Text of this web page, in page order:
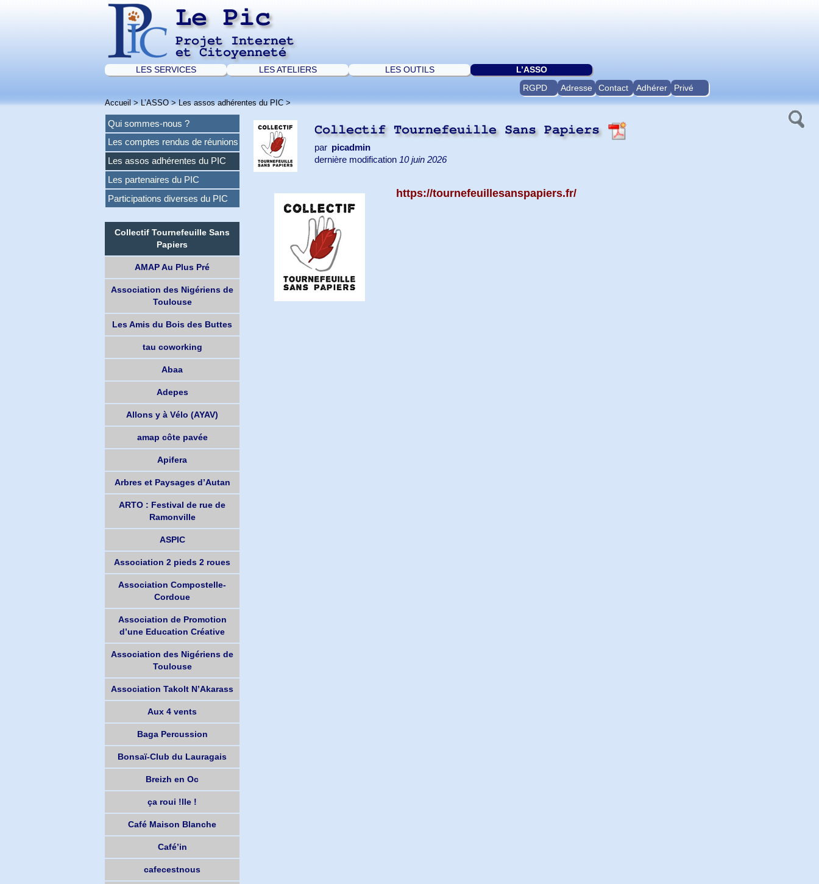
Le Pic
Projet Internet
et Citoyenneté
LES SERVICES LES ATELIERS LES OUTILS
L’ASSO
RGPD
Adresse Contact Adhérer Privé
Accueil>L’ASSO>Les assos adhérentes du PIC>
Qui sommes-nous ?
Les comptes rendus de réunions
Les assos adhérentes du PIC
Les partenaires du PIC
Participations diverses du PIC
Collectif Tournefeuille Sans
Papiers
AMAP Au Plus Pré
Association des Nigériens de
Toulouse
Les Amis du Bois des Buttes
tau coworking
Abaa
Adepes
Allons y à Vélo (AYAV)
amap côte pavée
Apifera
Arbres et Paysages d’Autan
ARTO : Festival de rue de
Ramonville
ASPIC
Association 2 pieds 2 roues
Association Compostelle-
Cordoue
Association de Promotion
d’une Education Créative
Association des Nigériens de
Toulouse
Association Takolt N’Akarass
Aux 4 vents
Baga Percussion
Bonsaï-Club du Lauragais
Breizh en Oc
ça roui !lle !
Café Maison Blanche
Café’in
cafecestnous
Collectif Tournefeuille Sans Papiers
par picadmin
dernière modification 10 juin 2026
https://tournefeuillesanspapiers.fr/